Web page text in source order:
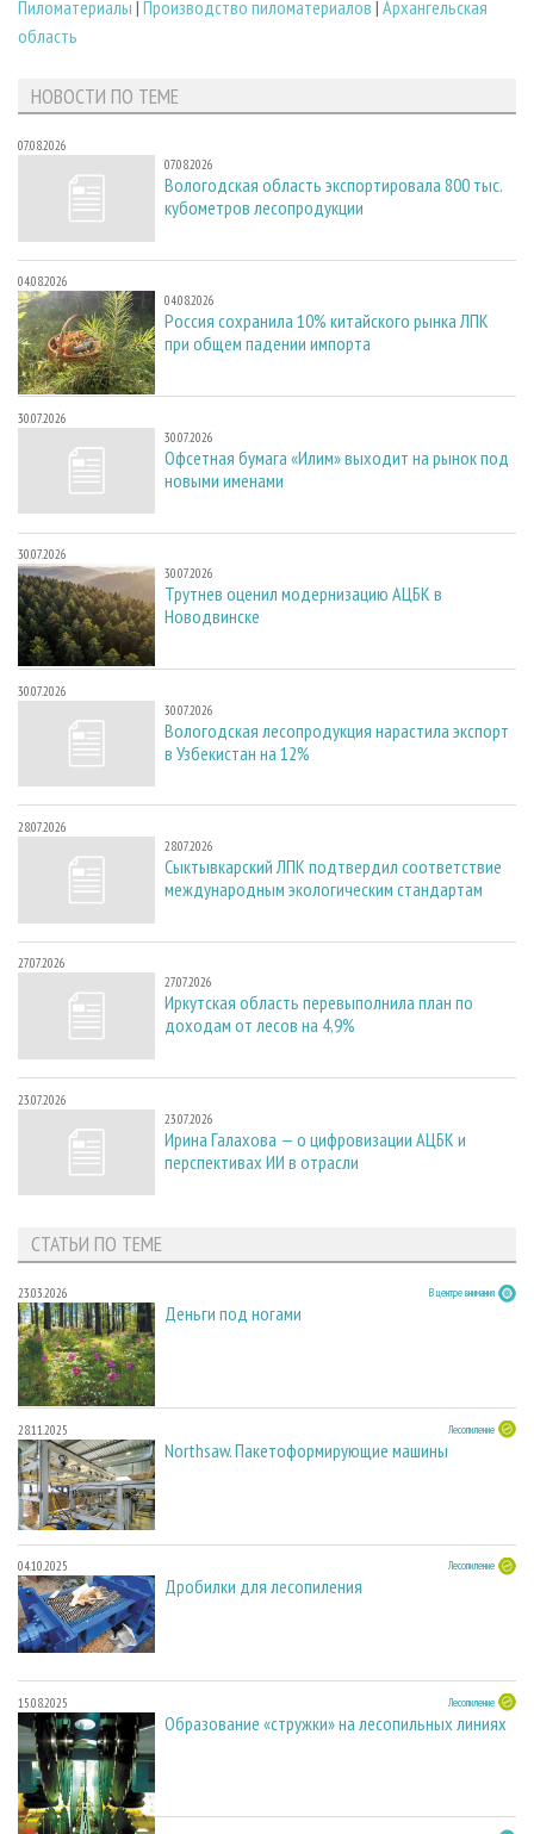
Пиломатериалы | Производство пиломатериалов | Архангельская
область
НОВОСТИ ПО ТЕМЕ
07.08.2026
07.08.2026
Вологодская область экспортировала 800 тыс.
кубометров лесопродукции
04.08.2026
04.08.2026
Россия сохранила 10% китайского рынка ЛПК
при общем падении импорта
30.07.2026
30.07.2026
Офсетная бумага «Илим» выходит на рынок под
новыми именами
30.07.2026
30.07.2026
Трутнев оценил модернизацию АЦБК в
Новодвинске
30.07.2026
30.07.2026
Вологодская лесопродукция нарастила экспорт
в Узбекистан на 12%
28.07.2026
28.07.2026
Сыктывкарский ЛПК подтвердил соответствие
международным экологическим стандартам
27.07.2026
27.07.2026
Иркутская область перевыполнила план по
доходам от лесов на 4,9%
23.07.2026
23.07.2026
Ирина Галахова — о цифровизации АЦБК и
перспективах ИИ в отрасли
СТАТЬИ ПО ТЕМЕ
23.03.2026 В центре внимания
Деньги под ногами
28.11.2025 Лесопиление
Northsaw. Пакетоформирующие машины
04.10.2025 Лесопиление
Дробилки для лесопиления
15.08.2025 Лесопиление
Образование «стружки» на лесопильных линиях